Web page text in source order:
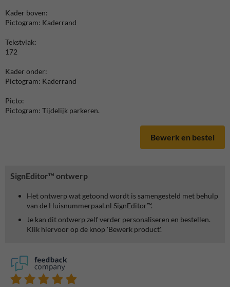
SignEditor™ ontwerp
Het ontwerp wat getoond wordt is samengesteld met behulp
van de Huisnummerpaal.nl SignEditor™.
Je kan dit ontwerp zelf verder personaliseren en bestellen.
Klik hiervoor op de knop 'Bewerk product'.
Kader boven:
Pictogram: Kaderrand
Tekstvlak:
172
Kader onder:
Pictogram: Kaderrand
Picto:
Pictogram: Tijdelijk parkeren.
Bewerk en bestel